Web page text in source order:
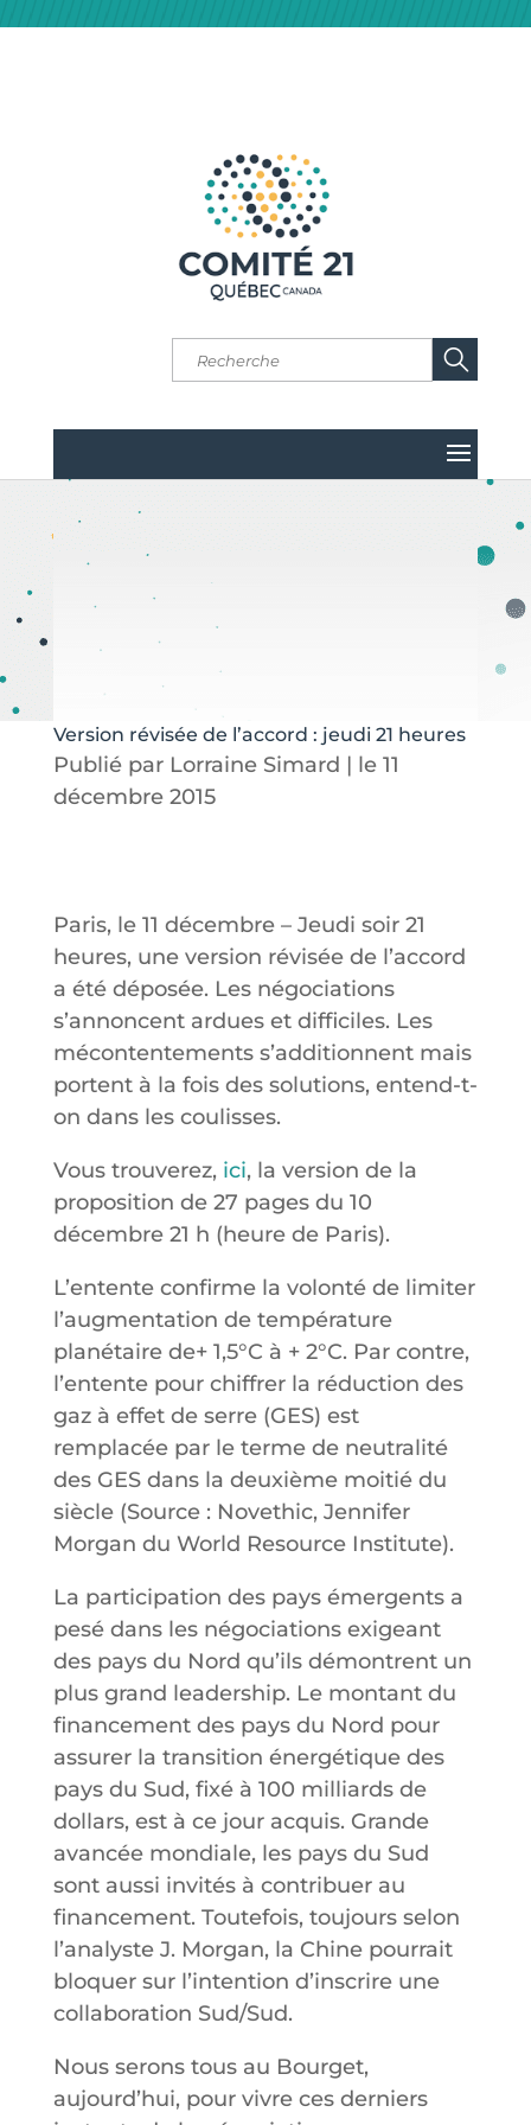
Version révisée de l’accord : jeudi 21 heures
Publié par Lorraine Simard | le 11
décembre 2015
Paris, le 11 décembre – Jeudi soir 21
heures, une version révisée de l’accord
a été déposée. Les négociations
s’annoncent ardues et difficiles. Les
mécontentements s’additionnent mais
portent à la fois des solutions, entend-t-
on dans les coulisses.
Vous trouverez, ici, la version de la
proposition de 27 pages du 10
décembre 21 h (heure de Paris).
L’entente confirme la volonté de limiter
l’augmentation de température
planétaire de+ 1,5°C à + 2°C. Par contre,
l’entente pour chiffrer la réduction des
gaz à effet de serre (GES) est
remplacée par le terme de neutralité
des GES dans la deuxième moitié du
siècle (Source : Novethic, Jennifer
Morgan du World Resource Institute).
La participation des pays émergents a
pesé dans les négociations exigeant
des pays du Nord qu’ils démontrent un
plus grand leadership. Le montant du
financement des pays du Nord pour
assurer la transition énergétique des
pays du Sud, fixé à 100 milliards de
dollars, est à ce jour acquis. Grande
avancée mondiale, les pays du Sud
sont aussi invités à contribuer au
financement. Toutefois, toujours selon
l’analyste J. Morgan, la Chine pourrait
bloquer sur l’intention d’inscrire une
collaboration Sud/Sud.
Nous serons tous au Bourget,
aujourd’hui, pour vivre ces derniers